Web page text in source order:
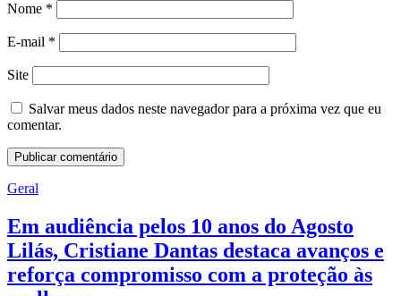
Nome *
E-mail *
Site
Salvar meus dados neste navegador para a próxima vez que eu
comentar.
Geral
Em audiência pelos 10 anos do Agosto
Lilás, Cristiane Dantas destaca avanços e
reforça compromisso com a proteção às